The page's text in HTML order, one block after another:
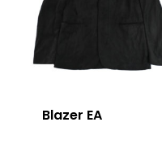
Blazer EA